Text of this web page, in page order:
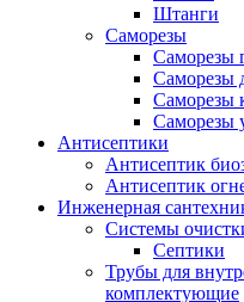
Штанги
Саморезы
Саморезы
Саморезы
Саморезы
Саморезы
Антисептики
Антисептик
Антисептик
Инженерная
Системы
Септики
Трубы для
комплектующие